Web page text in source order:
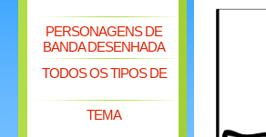
PERSONAGENS DE
BANDA DESENHADA
TODOS OS TIPOS DE
TEMA